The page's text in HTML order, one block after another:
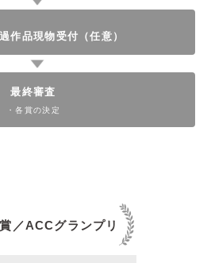
作品現物受付（任意）
最終審査
・各賞の決定
／ACCグランプリ